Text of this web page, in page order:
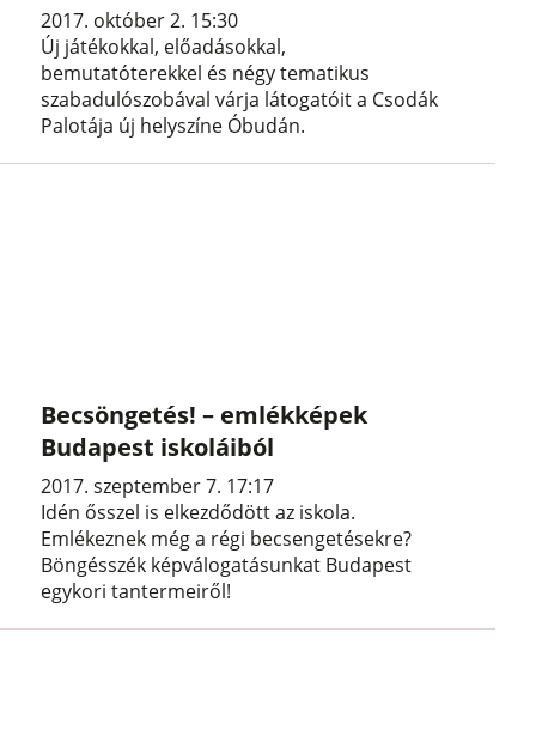
2017. október 2. 15:30
Új játékokkal, előadásokkal,
bemutatóterekkel és négy tematikus
szabadulószobával várja látogatóit a Csodák
Palotája új helyszíne Óbudán.
Becsöngetés! – emlékképek
Budapest iskoláiból
2017. szeptember 7. 17:17
Idén ősszel is elkezdődött az iskola.
Emlékeznek még a régi becsengetésekre?
Böngésszék képválogatásunkat Budapest
egykori tantermeiről!